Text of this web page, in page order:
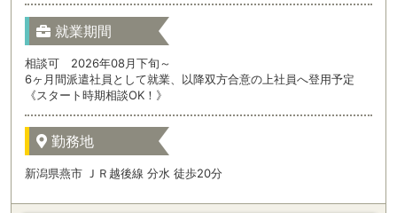
就業期間
相談可 2026年08月下旬～
6ヶ月間派遣社員として就業、以降双方合意の上社員へ登用予定
《スタート時期相談OK！》
勤務地
新潟県燕市 ＪＲ越後線 分水 徒歩20分